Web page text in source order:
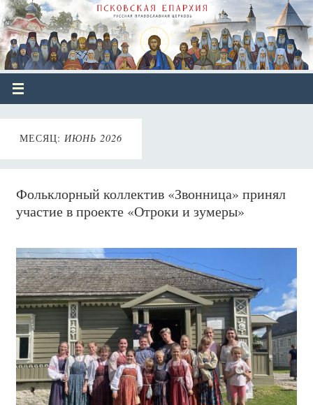
МЕСЯЦ: ИЮНЬ 2026
Фольклорный коллектив «Звонница» принял
участие в проекте «Отроки и зумеры»